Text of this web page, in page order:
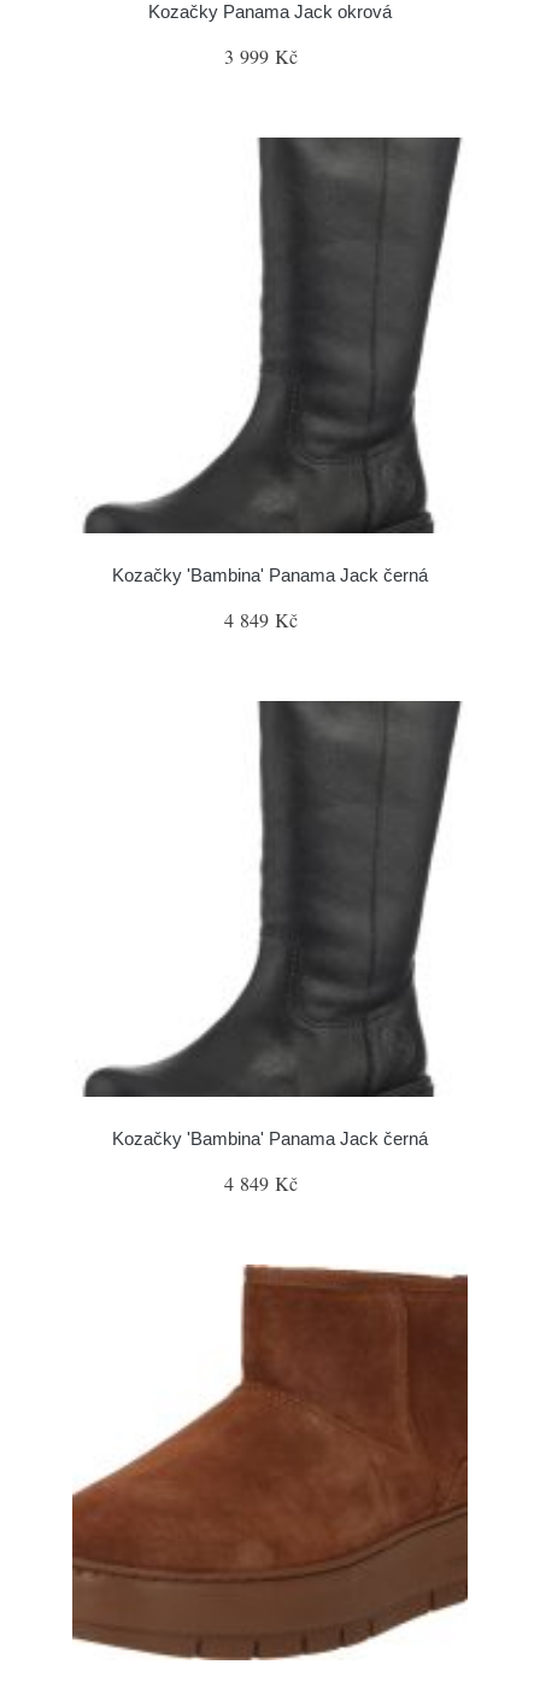
Kozačky Panama Jack okrová
3 999 Kč
Kozačky 'Bambina' Panama Jack černá
4 849 Kč
Kozačky 'Bambina' Panama Jack černá
4 849 Kč